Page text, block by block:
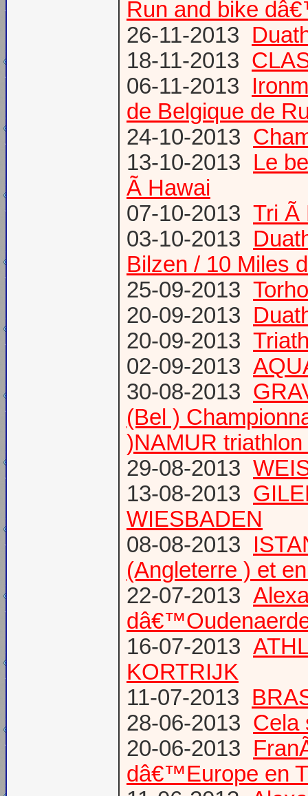
Run and bike
26-11-2013
18-11-2013
06-11-2013
de Belgique de
24-10-2013
13-10-2013 Le
Ã Hawai
07-10-2013 Tri Ã
03-10-2013
Bilzen / 10 Miles
25-09-2013
20-09-2013
20-09-2013
02-09-2013
30-08-2013
(Bel )
)NAMUR
29-08-2013
13-08-2013
WIESBADEN
08-08-2013
(Angleterre ) et
22-07-2013
16-07-2013
KORTRIJK
11-07-2013
28-06-2013 Cela
20-06-2013
dâ€™Europe en